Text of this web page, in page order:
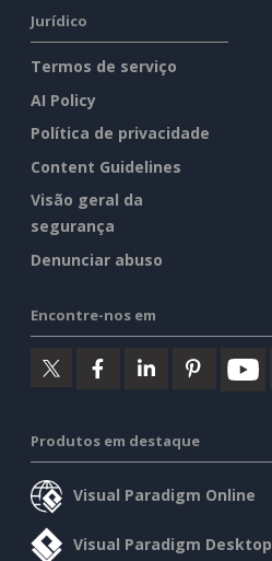
Jurídico
Termos de serviço
AI Policy
Política de privacidade
Content Guidelines
Visão geral da
segurança
Denunciar abuso
Encontre-nos em
Produtos em destaque
Visual Paradigm Online
Visual Paradigm Desktop